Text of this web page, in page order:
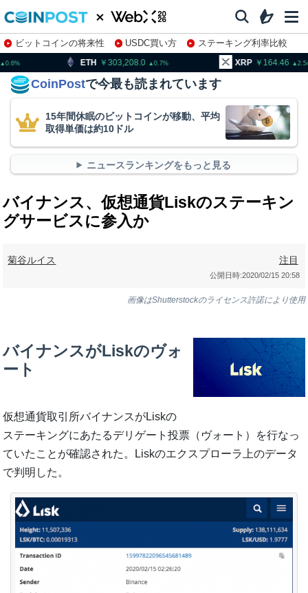
ビットコインの将来性 USDC買い方
ステーキング利率比較
株特集・関連銘柄
303,208.0 XRP 164.46 BNB
CoinPostで今最も読まれています
15年間休眠のビットコインが移動、平均
取得単価は約10ドル
ニュースランキングをもっと見る
バイナンス、仮想通貨Liskのステーキン
グサービスに参入か
菊谷ルイス 注目
公開日時:2020/02/15 20:58
画像はShutterstockのライセンス許諾により使用
バイナンスがLiskのヴォ
ート
仮想通貨取引所バイナンスがLiskの
ステーキングにあたるデリゲート投票（ヴォート）を行なっ
ていたことが確認された。Liskのエクスプローラ上のデータ
で判明した。